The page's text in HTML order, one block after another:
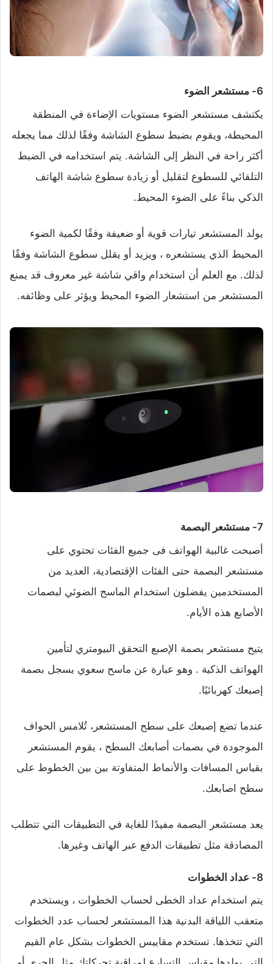
6- مستشعر الضوء
يكتشف مستشعر الضوء مستويات الإضاءة في المنطقة
المحيطة، ويقوم بضبط سطوع الشاشة وفقًا لذلك مما يجعله
أكثر راحة في النظر إلى الشاشة. يتم استخدامه في الضبط
التلقائي للسطوع لتقليل أو زيادة سطوع شاشة الهاتف
الذكي بناءً على الضوء المحيط.
يولد المستشعر تيارات قوية أو ضعيفة وفقًا لكمية الضوء
المحيط الذي يستشعره ، ويزيد أو يقلل سطوع الشاشة وفقًا
لذلك. مع العلم أن استخدام واقي شاشة غير معروف قد يمنع
المستشعر من استشعار الضوء المحيط ويؤثر على وظائفه.
7- مستشعر البصمة
أصبحت غالبية الهواتف فى جميع الفئات تحتوي على
مستشعر البصمة حتى الفئات الإقتصادية، العديد من
المستخدمين يفضلون استخدام الماسح الضوئي لبصمات
الأصابع هذه الأيام.
يتيح مستشعر بصمة الإصبع التحقق البيومتري لتأمين
الهواتف الذكية . وهو عبارة عن ماسح سعوي يسجل بصمة
إصبعك كهربائيًا.
عندما تضع إصبعك على سطح المستشعر، تُلامس الحواف
الموجودة في بصمات أصابعك السطح ، يقوم المستشعر
بقياس المسافات والأنماط المتفاوتة بين بين الخطوط على
سطح اصابعك.
يعد مستشعر البصمة مفيدًا للغاية في التطبيقات التي تتطلب
المصادقة مثل تطبيقات الدفع عبر الهاتف وغيرها.
8- عداد الخطوات
يتم استخدام عداد الخطى لحساب الخطوات ، ويستخدم
متعقب اللياقة البدنية هذا المستشعر لحساب عدد الخطوات
التي تتخذها. تستخدم مقاييس الخطوات بشكل عام القيم